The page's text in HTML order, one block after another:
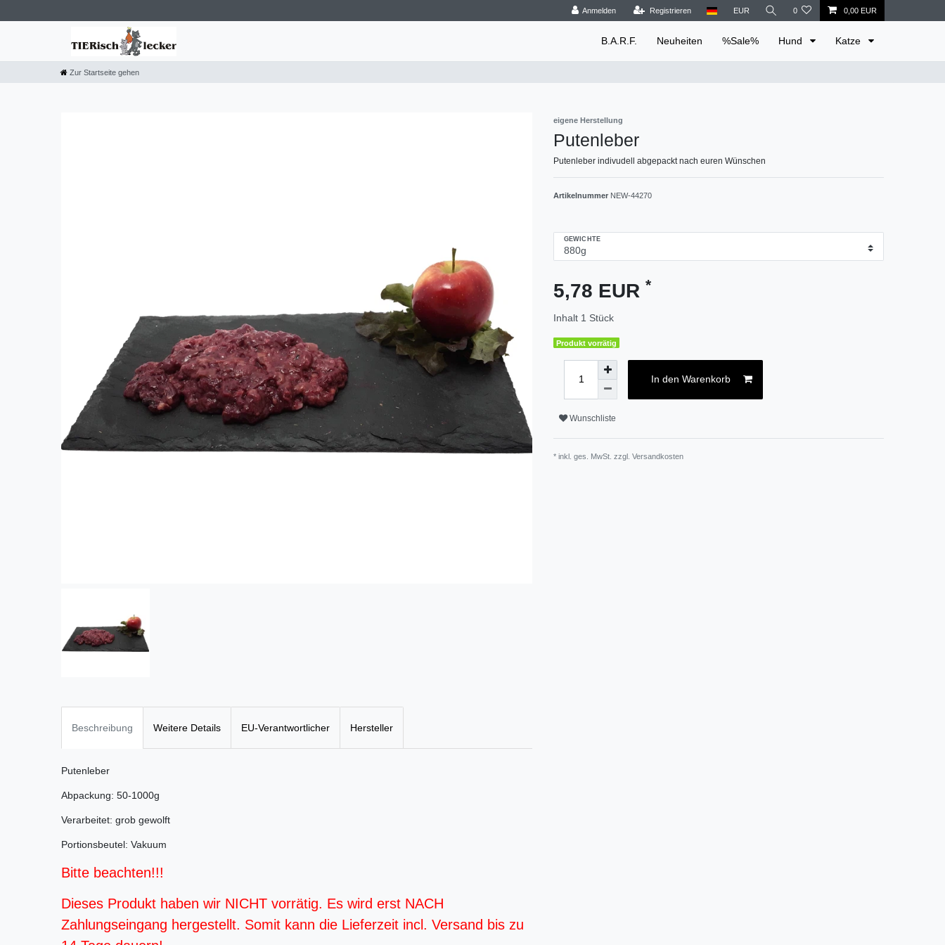
Anmelden Registrieren EUR 0 0,00 EUR
B.A.R.F. Neuheiten %Sale% Hund Katze
Zur Startseite gehen
eigene Herstellung
Putenleber
Putenleber indivudell abgepackt nach euren Wünschen
Artikelnummer NEW-44270
GEWICHTE
5,78 EUR *
Inhalt 1 Stück
Produkt vorrätig
In den Warenkorb
Wunschliste
* inkl. ges. MwSt. zzgl. Versandkosten
Beschreibung Weitere Details EU-Verantwortlicher Hersteller
Putenleber
Abpackung: 50-1000g
Verarbeitet: grob gewolft
Portionsbeutel: Vakuum
Bitte beachten!!!
Dieses Produkt haben wir NICHT vorrätig. Es wird erst NACH
Zahlungseingang hergestellt. Somit kann die Lieferzeit incl. Versand bis zu